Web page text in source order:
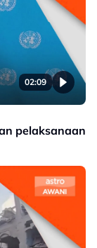
02:09
pelaksanaan